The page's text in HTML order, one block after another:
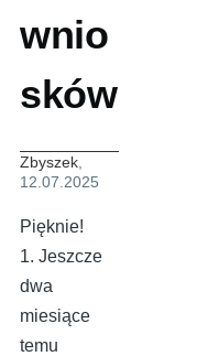
wnio
sków
Zbyszek,
12.07.2025
Pięknie!
1. Jeszcze
dwa
miesiące
temu